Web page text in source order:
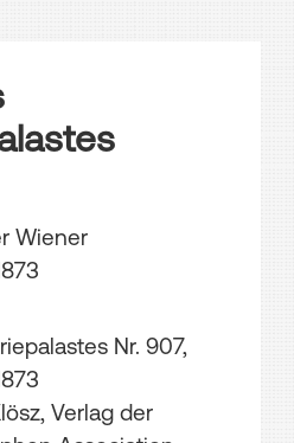
Wiener
Nr. 907,
Verlag der